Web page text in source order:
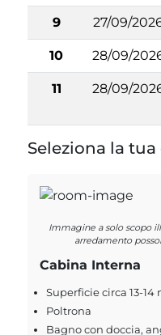
9 27/09/
10 28/09/
11 28/09/
Seleziona la
Immagine a solo scopo
arredamento
Cabina Interna
Superficie circa 13-14
Poltrona
Bagno con doccia,